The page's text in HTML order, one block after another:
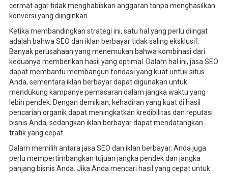
cermat agar tidak menghabiskan anggaran tanpa menghasilkan
konversi yang diinginkan.
Ketika membandingkan strategi ini, satu hal yang perlu diingat
adalah bahwa SEO dan iklan berbayar tidak saling eksklusif.
Banyak perusahaan yang menemukan bahwa kombinasi dari
keduanya memberikan hasil yang optimal. Dalam hal ini, jasa SEO
dapat membantu membangun fondasi yang kuat untuk situs
Anda, sementara iklan berbayar dapat digunakan untuk
mendukung kampanye pemasaran dalam jangka waktu yang
lebih pendek. Dengan demikian, kehadiran yang kuat di hasil
pencarian organik dapat meningkatkan kredibilitas dan reputasi
bisnis Anda, sedangkan iklan berbayar dapat mendatangkan
trafik yang cepat.
Dalam memilih antara jasa SEO dan iklan berbayar, Anda juga
perlu mempertimbangkan tujuan jangka pendek dan jangka
panjang bisnis Anda. Jika Anda mencari hasil yang cepat untuk